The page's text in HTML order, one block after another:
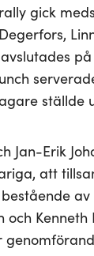
gick
ställde
Jan-Erik
att
och